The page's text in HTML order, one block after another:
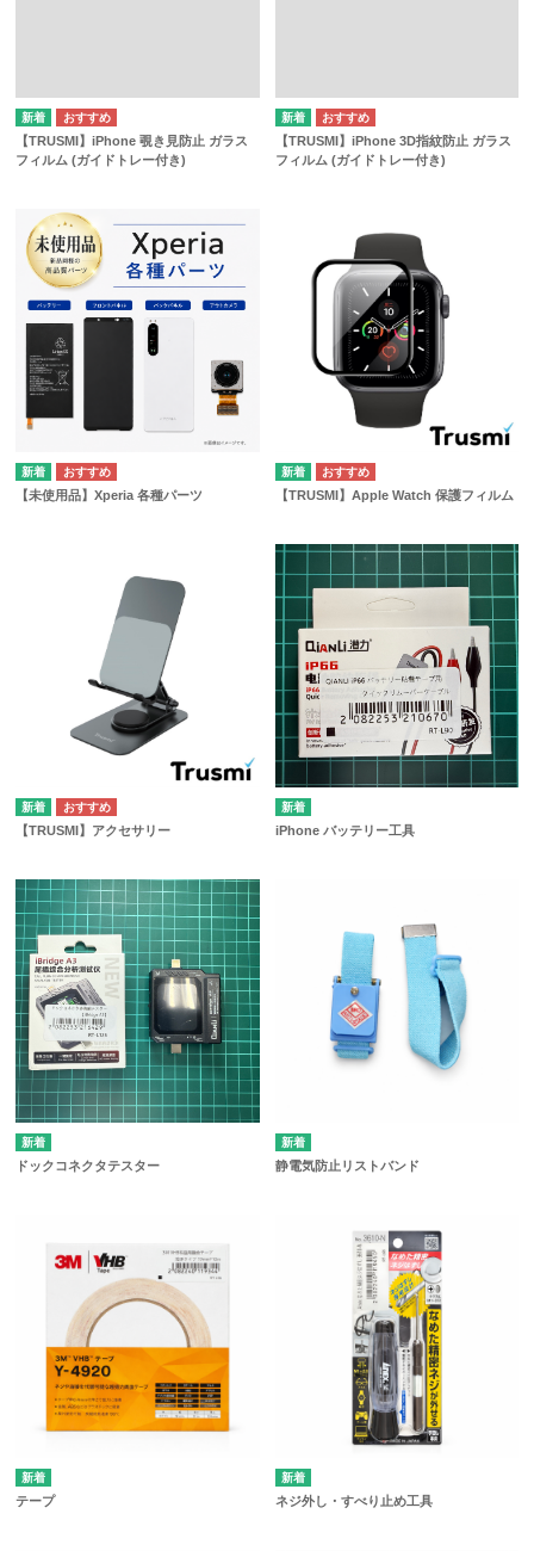
【TRUSMI】iPhone 覗き見防止 ガラス
フィルム (ガイドトレー付き)
【TRUSMI】iPhone 3D指紋防止 ガラス
フィルム (ガイドトレー付き)
【未使用品】Xperia 各種パーツ 【TRUSMI】Apple Watch 保護フィルム
【TRUSMI】アクセサリー iPhone バッテリー工具
ドックコネクタテスター 静電気防止リストバンド
テープ ネジ外し・すべり止め工具